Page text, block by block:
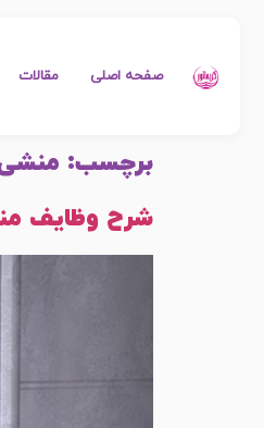
صفحه اصلی مقالات
برچسب:
شرح وظایف